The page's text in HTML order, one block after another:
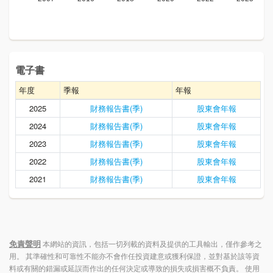
電子書
年度 季報
年報
2025
財務報告書(季)
股東會年報
2024
財務報告書(季)
股東會年報
2023
財務報告書(季)
股東會年報
2022
財務報告書(季)
股東會年報
2021
財務報告書(季) 股東會年報
免責聲明本網站的資訊，包括一切列載的資料及提供的工具輸出，僅作參考之
用。 其準確性和可靠性不能亦不會作任投資建意或獲利保證，並對基於該等資
料或有關的錯漏或延誤而作出的任何決定或導致的損失或損害概不負責。 使用